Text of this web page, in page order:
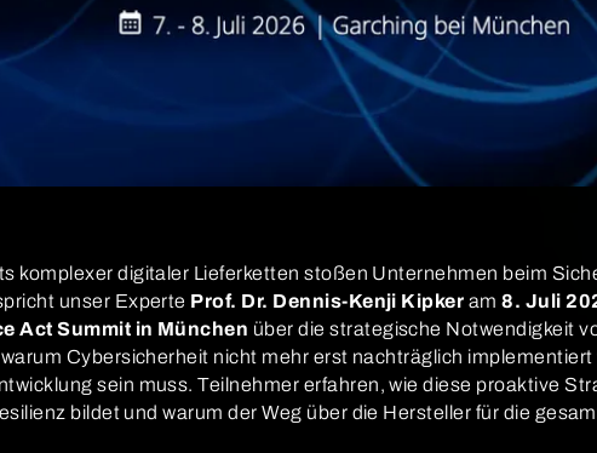
komplexer digitaler Lieferketten stoßen Unternehmen beim
unser Experte Prof. Dr. Dennis-Kenji Kipker am8. Juli
Act Summit in München über die strategische Notwendigkeit
Cybersicherheit nicht mehr erst nachträglich
sein muss. Teilnehmer erfahren, wie diese proaktive
bildet und warum der Weg über die Hersteller für die